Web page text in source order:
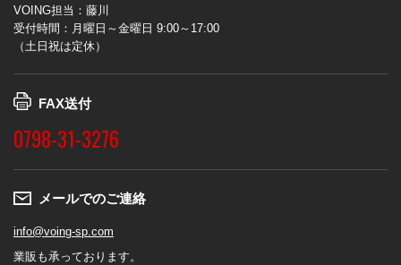
VOING担当：藤川
受付時間：月曜日～金曜日 9:00～17:00
（土日祝は定休）
FAX送付
0798-31-3276
メールでのご連絡
info@voing-sp.com
業販も承っております。